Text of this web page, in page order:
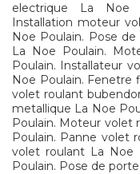
electrique La Noe
Installation moteur
Noe Poulain. Pose
La Noe Poulain.
Poulain. Installateur
Noe Poulain. Fenetre
volet roulant
metallique La Noe
Poulain. Moteur volet
Poulain. Panne volet
volet roulant La Noe
Poulain. Pose de